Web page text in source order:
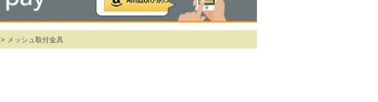
> メッシュ取付金具